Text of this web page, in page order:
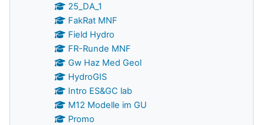
25_DA_1
FakRat MNF
Field Hydro
FR-Runde MNF
Gw Haz Med Geol
HydroGIS
Intro ES&GC lab
M12 Modelle im GU
Promo